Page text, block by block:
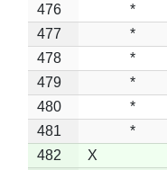
476
*
477
*
478
*
479
*
480
*
481
*
482
X